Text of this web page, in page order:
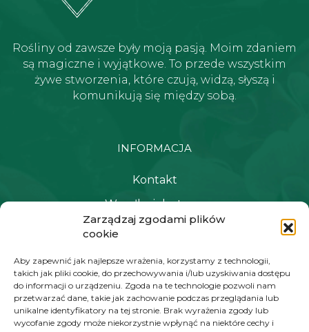
Zarządzaj zgodami plików
cookie
Aby zapewnić jak najlepsze wrażenia, korzystamy z technologii,
takich jak pliki cookie, do przechowywania i/lub uzyskiwania dostępu
do informacji o urządzeniu. Zgoda na te technologie pozwoli nam
przetwarzać dane, takie jak zachowanie podczas przeglądania lub
unikalne identyfikatory na tej stronie. Brak wyrażenia zgody lub
wycofanie zgody może niekorzystnie wpłynąć na niektóre cechy i
Rośliny od zawsze były moją pasją. Moim zdaniem
są magiczne i wyjątkowe. To przede wszystkim
żywe stworzenia, które czują, widzą, słyszą i
komunikują się między sobą.
INFORMACJA
Kontakt
Wysyłka i dostawa
Polityka prywatności i regulamin
NAWIGACJA